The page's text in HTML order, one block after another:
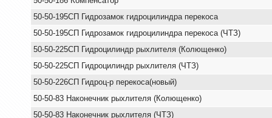
50-50-195СП Гидрозамок гидроцилиндра перекоса
50-50-195СП Гидрозамок гидроцилиндра перекоса (ЧТЗ)
50-50-225СП Гидроцилиндр рыхлителя (Колющенко)
50-50-225СП Гидроцилиндр рыхлителя (ЧТЗ)
50-50-226СП Гидроц-р перекоса(новый)
50-50-83 Наконечник рыхлителя (Колющенко)
50-50-83 Наконечник рыхлителя (ЧТЗ)